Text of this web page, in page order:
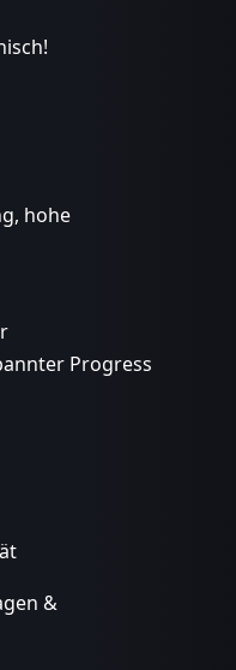
hohe
Progress
&